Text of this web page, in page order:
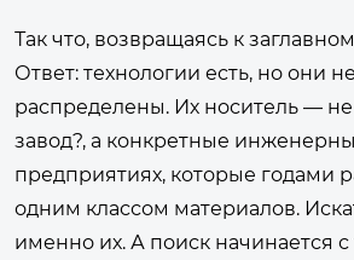
Так что, возвращаясь к
Ответ: технологии есть, но они
распределены. Их носитель —
завод?, а конкретные
предприятиях, которые годами
одним классом материалов.
именно их. А поиск начинается с